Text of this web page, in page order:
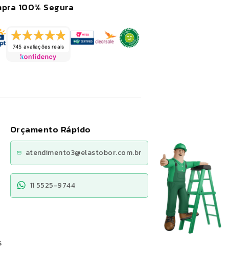
100% Segura
745 avaliações reais
Orçamento Rápido
atendimento3@elastobor.com.br
11 5525-9744